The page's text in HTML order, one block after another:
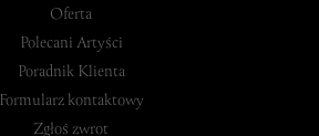
Oferta
Polecani Artyści
Poradnik Klienta
Formularz kontaktowy
Zgłoś zwrot